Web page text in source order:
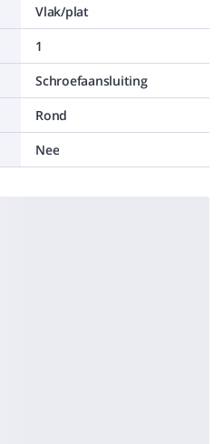
Vlak/plat
1
Schroefaansluiting
Rond
Nee